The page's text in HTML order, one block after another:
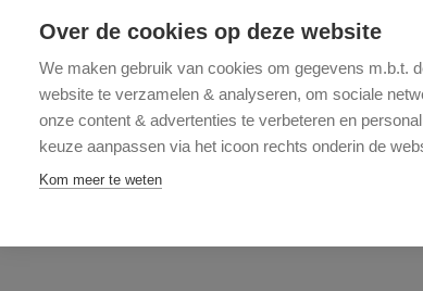
Over de cookies op deze website
We maken gebruik van cookies om gegevens m.b.t.
website te verzamelen & analyseren, om sociale
onze content & advertenties te verbeteren en
keuze aanpassen via het icoon rechts onderin de
Kom meer te weten